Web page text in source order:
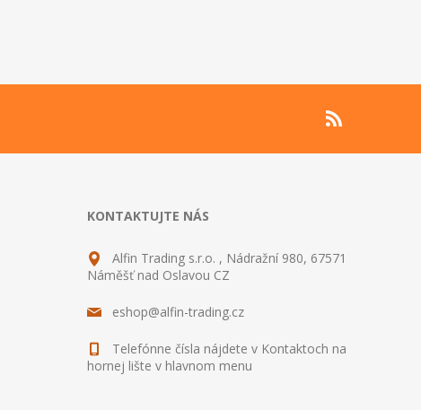
KONTAKTUJTE NÁS
Alfin Trading s.r.o. , Nádražní 980, 67571
Náměšť nad Oslavou CZ
eshop@alfin-trading.cz
Telefónne čísla nájdete v Kontaktoch na
hornej lište v hlavnom menu